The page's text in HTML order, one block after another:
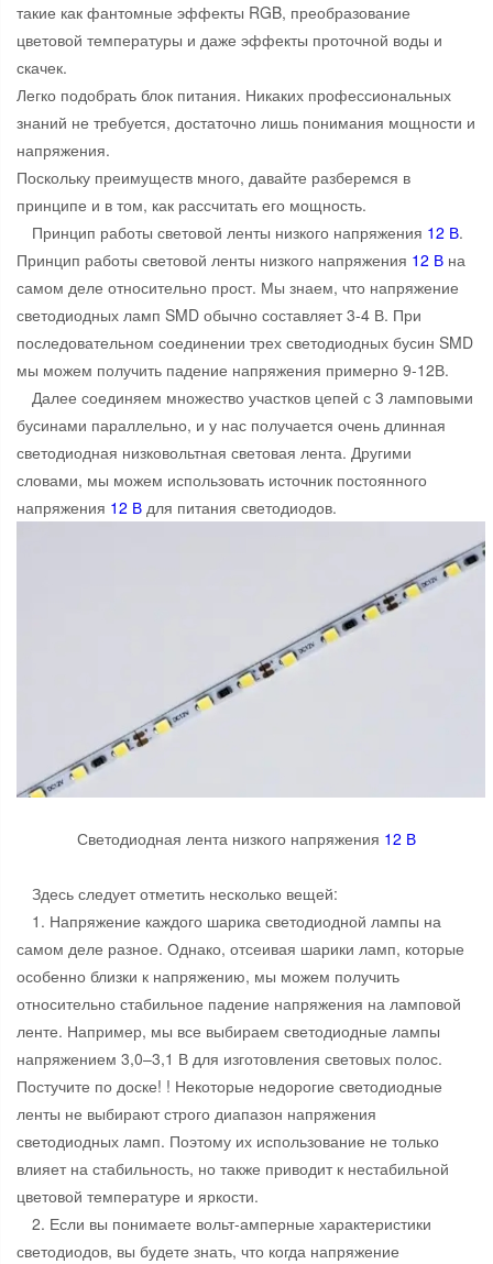
такие как фантомные эффекты RGB, преобразование
цветовой температуры и даже эффекты проточной воды и
скачек.
Легко подобрать блок питания. Никаких профессиональных
знаний не требуется, достаточно лишь понимания мощности и
напряжения.
Поскольку преимуществ много, давайте разберемся в
принципе и в том, как рассчитать его мощность.
Принцип работы световой ленты низкого напряжения 12 В.
Принцип работы световой ленты низкого напряжения 12 В на
самом деле относительно прост. Мы знаем, что напряжение
светодиодных ламп SMD обычно составляет 3-4 В. При
последовательном соединении трех светодиодных бусин SMD
мы можем получить падение напряжения примерно 9-12В.
Далее соединяем множество участков цепей с 3 ламповыми
бусинами параллельно, и у нас получается очень длинная
светодиодная низковольтная световая лента. Другими
словами, мы можем использовать источник постоянного
напряжения 12 В для питания светодиодов.
Светодиодная лента низкого напряжения 12 В
Здесь следует отметить несколько вещей:
1. Напряжение каждого шарика светодиодной лампы на
самом деле разное. Однако, отсеивая шарики ламп, которые
особенно близки к напряжению, мы можем получить
относительно стабильное падение напряжения на ламповой
ленте. Например, мы все выбираем светодиодные лампы
напряжением 3,0–3,1 В для изготовления световых полос.
Постучите по доске! ! Некоторые недорогие светодиодные
ленты не выбирают строго диапазон напряжения
светодиодных ламп. Поэтому их использование не только
влияет на стабильность, но также приводит к нестабильной
цветовой температуре и яркости.
2. Если вы понимаете вольт-амперные характеристики
светодиодов, вы будете знать, что когда напряжение